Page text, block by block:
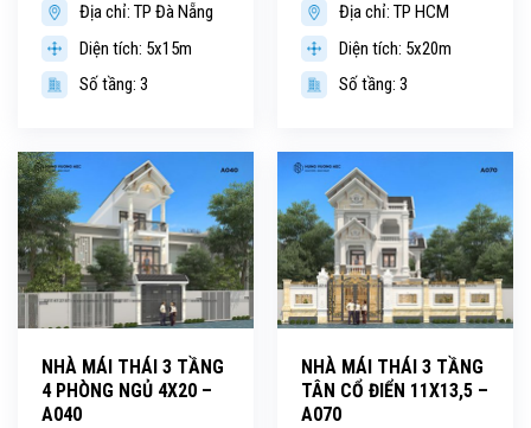
Địa chỉ: TP Đà Nẵng
Diện tích: 5x15m
Số tầng: 3
Địa chỉ: TP HCM
Diện tích: 5x20m
Số tầng: 3
NHÀ MÁI THÁI 3 TẦNG
4 PHÒNG NGỦ 4X20 –
A040
NHÀ MÁI THÁI 3 TẦNG
TÂN CỔ ĐIỂN 11X13,5 –
A070